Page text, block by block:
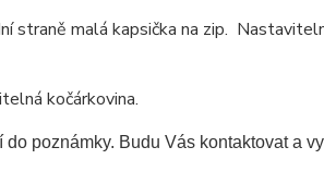
straně malá kapsička na zip.
kočárkovina.
poznámky. Budu Vás kontaktovat a